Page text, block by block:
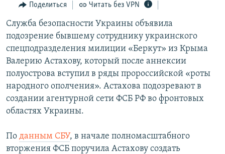
поискуИНФОГРАФИКА
ТЕЛЕПРОЕКТ КРЫМ.РЕАЛИИ
СОВЕТЫ ПРАВОЗАЩИТНИКОВ
ПРОПАВШИЕ БЕЗ ВЕСТИ
ПОБЕДИТЕЛЕЙ НЕ СУДЯТ?
КРЫМ.НЕПОКОРЕННЫЙ
ELIFBE
УКРАИНСКАЯ ПРОБЛЕМА КРЫМА
КАК ОБОЙТИ БЛОКИРОВКУ
Українською
Qırımtatar
ПРИСОЕДИНЯЙТЕСЬ!
Все сайты RFE/RL
Поделиться Читать без VPN
Служба безопасности Украины объявила
подозрение бывшему сотруднику украинского
спецподразделения милиции «Беркут» из Крыма
Валерию Астахову, который после аннексии
полуострова вступил в ряды пророссийской «роты
народного ополчения». Астахова подозревают в
создании агентурной сети ФСБ РФ во фронтовых
областях Украины.
По данным СБУ, в начале полномасштабного
вторжения ФСБ поручила Астахову создать